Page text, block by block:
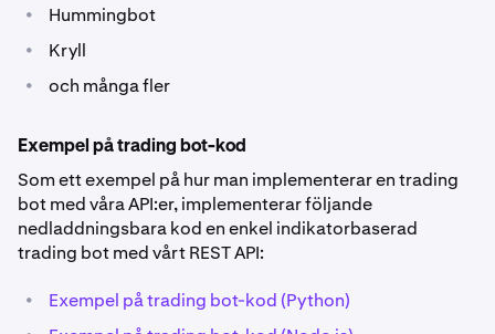
• Hummingbot
• Kryll
• och många fler
Exempel på trading bot-kod
Som ett exempel på hur man implementerar en trading
bot med våra API:er, implementerar följande
nedladdningsbara kod en enkel indikatorbaserad
trading bot med vårt REST API:
• Exempel på trading bot-kod (Python)